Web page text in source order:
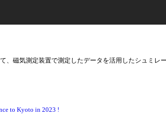
、磁気測定装置で測定したデータを活用したシュミレ
to Kyoto in 2023 !